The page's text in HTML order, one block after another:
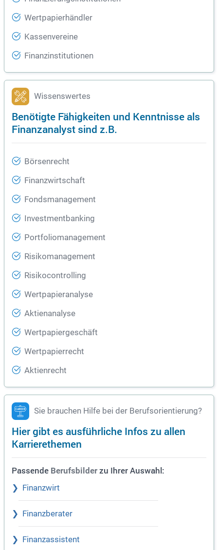
Wertpapierhändler
Kassenvereine
Finanzinstitutionen
Wissenswertes
Benötigte Fähigkeiten und Kenntnisse als
Finanzanalyst sind z.B.
Börsenrecht
Finanzwirtschaft
Fondsmanagement
Investmentbanking
Portfoliomanagement
Risikomanagement
Risikocontrolling
Wertpapieranalyse
Aktienanalyse
Wertpapiergeschäft
Wertpapierrecht
Aktienrecht
Sie brauchen Hilfe bei der Berufsorientierung?
Hier gibt es ausführliche Infos zu allen
Karrierethemen
Passende Berufsbilder zu Ihrer Auswahl:
Finanzwirt
Finanzberater
Finanzassistent